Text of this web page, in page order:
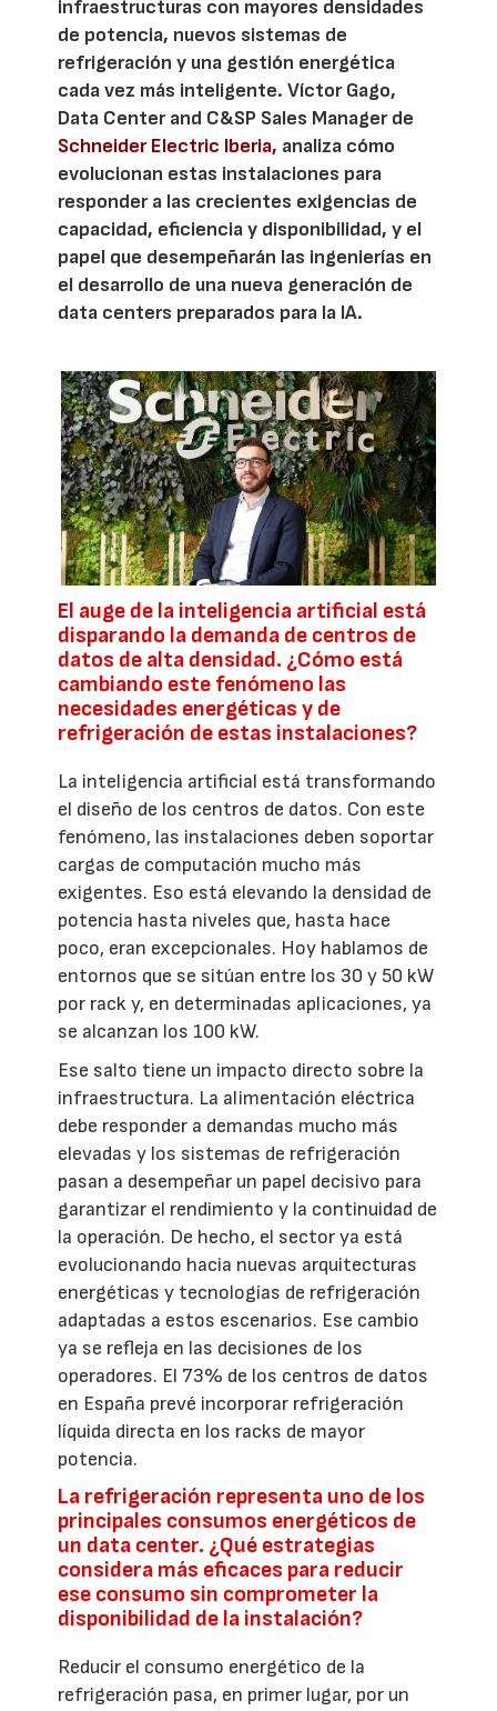
infraestructuras con mayores densidades
de potencia, nuevos sistemas de
refrigeración y una gestión energética
cada vez más inteligente. Víctor Gago,
Data Center and C&SP Sales Manager de
Schneider Electric Iberia, analiza cómo
evolucionan estas instalaciones para
responder a las crecientes exigencias de
capacidad, eficiencia y disponibilidad, y el
papel que desempeñarán las ingenierías en
el desarrollo de una nueva generación de
data centers preparados para la IA.
El auge de la inteligencia artificial está
disparando la demanda de centros de
datos de alta densidad. ¿Cómo está
cambiando este fenómeno las
necesidades energéticas y de
refrigeración de estas instalaciones?
La inteligencia artificial está transformando
el diseño de los centros de datos. Con este
fenómeno, las instalaciones deben soportar
cargas de computación mucho más
exigentes. Eso está elevando la densidad de
potencia hasta niveles que, hasta hace
poco, eran excepcionales. Hoy hablamos de
entornos que se sitúan entre los 30 y 50 kW
por rack y, en determinadas aplicaciones, ya
se alcanzan los 100 kW.
Ese salto tiene un impacto directo sobre la
infraestructura. La alimentación eléctrica
debe responder a demandas mucho más
elevadas y los sistemas de refrigeración
pasan a desempeñar un papel decisivo para
garantizar el rendimiento y la continuidad de
la operación. De hecho, el sector ya está
evolucionando hacia nuevas arquitecturas
energéticas y tecnologías de refrigeración
adaptadas a estos escenarios. Ese cambio
ya se refleja en las decisiones de los
operadores. El 73% de los centros de datos
en España prevé incorporar refrigeración
líquida directa en los racks de mayor
potencia.
La refrigeración representa uno de los
principales consumos energéticos de
un data center. ¿Qué estrategias
considera más eficaces para reducir
ese consumo sin comprometer la
disponibilidad de la instalación?
Reducir el consumo energético de la
refrigeración pasa, en primer lugar, por un